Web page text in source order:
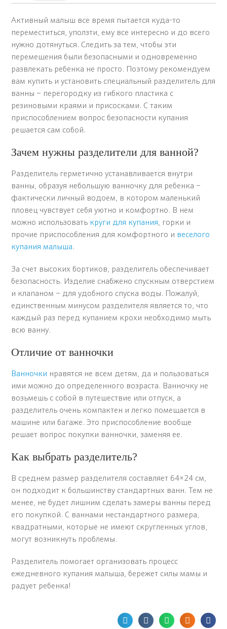
Активный малыш все время пытается куда-то
переместиться, уползти, ему все интересно и до всего
нужно дотянуться. Следить за тем, чтобы эти
перемещения были безопасными и одновременно
развлекать ребенка не просто. Поэтому рекомендуем
вам купить и установить специальный разделитель для
ванны – перегородку из гибкого пластика с
резиновыми краями и присосками. С таким
приспособлением вопрос безопасности купания
решается сам собой.
Зачем нужны разделители для ванной?
Разделитель герметично устанавливается внутри
ванны, образуя небольшую ванночку для ребенка –
фактически личный водоем, в котором маленький
пловец чувствует себя уютно и комфортно. В нем
можно использовать круги для купания, горки и
прочие приспособления для комфортного и веселого
купания малыша.
За счет высоких бортиков, разделитель обеспечивает
безопасность. Изделие снабжено спускным отверстием
и клапаном – для удобного спуска воды. Пожалуй,
единственным минусом разделителя является то, что
каждый раз перед купанием крохи необходимо мыть
всю ванну.
Отличие от ванночки
Ванночки нравятся не всем детям, да и пользоваться
ими можно до определенного возраста. Ванночку не
возьмешь с собой в путешествие или отпуск, а
разделитель очень компактен и легко помещается в
машине или багаже. Это приспособление вообще
решает вопрос покупки ванночки, заменяя ее.
Как выбрать разделитель?
В среднем размер разделителя составляет 64×24 см,
он подходит к большинству стандартных ванн. Тем не
менее, не будет лишним сделать замеры ванны перед
его покупкой. С ваннами нестандартного размера,
квадратными, которые не имеют скругленных углов,
могут возникнуть проблемы.
Разделитель помогает организовать процесс
ежедневного купания малыша, бережет силы мамы и
радует ребенка!